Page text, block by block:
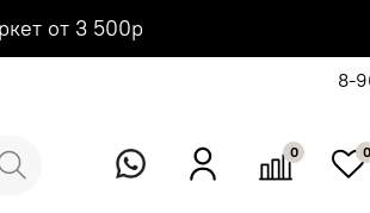
от 3 500р
8-
0 0